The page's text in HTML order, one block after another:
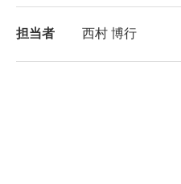
担当者 西村 博行